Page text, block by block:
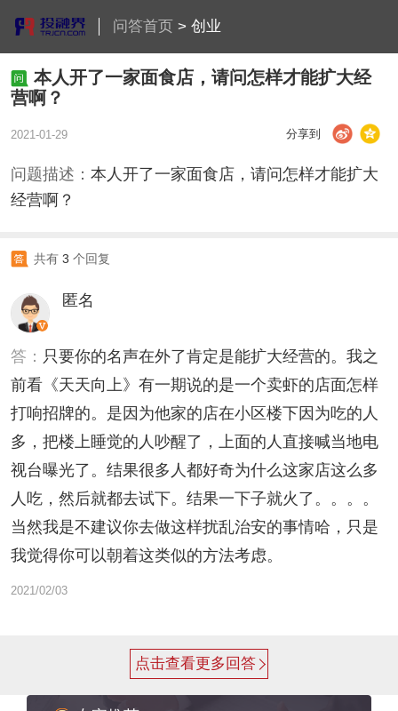
问答首页> 创业
本人开了一家面食店，请问怎样才能扩大经
营啊？
2021-01-29 分享到
问题描述： 本人开了一家面食店，请问怎样才能扩大
经营啊？
共有3 个回复
匿名
答： 只要你的名声在外了肯定是能扩大经营的。我之
前看《天天向上》有一期说的是一个卖虾的店面怎样
打响招牌的。是因为他家的店在小区楼下因为吃的人
多，把楼上睡觉的人吵醒了，上面的人直接喊当地电
视台曝光了。结果很多人都好奇为什么这家店这么多
人吃，然后就都去试下。结果一下子就火了。。。。
当然我是不建议你去做这样扰乱治安的事情哈，只是
我觉得你可以朝着这类似的方法考虑。
2021/02/03
点击查看更多回答